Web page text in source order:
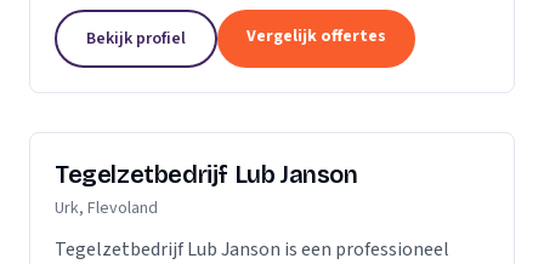
timmerbranche, toen hij in 2004 met zijn eigen
bedrijf van start ging....
Bekijk profiel Vergelijk offertes
Tegelzetbedrijf Lub Janson
Urk, Flevoland
Tegelzetbedrijf Lub Janson is een professioneel